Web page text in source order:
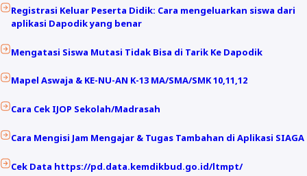
Registrasi Keluar Peserta Didik: Cara mengeluarkan siswa dari
aplikasi Dapodik yang benar
Mengatasi Siswa Mutasi Tidak Bisa di Tarik Ke Dapodik
Mapel Aswaja & KE-NU-AN K-13 MA/SMA/SMK 10,11,12
Cara Cek IJOP Sekolah/Madrasah
Cara Mengisi Jam Mengajar & Tugas Tambahan di Aplikasi SIAGA
Cek Data https://pd.data.kemdikbud.go.id/ltmpt/